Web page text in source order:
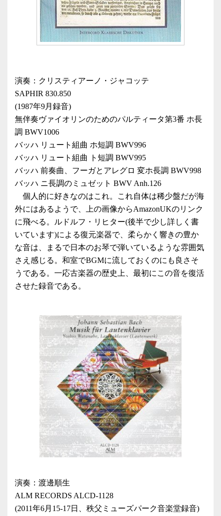
演奏：クリスティアーノ・ジャコッテ
SAPHIR 830.850
(1987年9月録音)
無伴奏ヴァイオリンのためのパルティータ第3番 ホ長
調 BWV1006
バッハ リュート組曲 ホ短調 BWV996
バッハ リュート組曲 ト短調 BWV995
バッハ 前奏曲、フーガとアレグロ 変ホ長調 BWV998
バッハ ニ長調のミュゼット BWV Anh.126
個人的に好きなのはこれ。これ自体は稀少盤だが海
外にはあるようで、上の画像からAmazonUKのリンク
に飛べる。ルドルフ・リヒター(後半で少し詳しく書
いています)による復元楽器で、柔らかく響きの豊か
な音は、まるで日本のお琴で弾いているような雰囲気
さえ感じる。和室でBGMに流しておくのにも良さそ
うである。一応古楽器の歴史上、最初にこの音を復活
させた録音である。
演奏：渡邊順生
ALM RECORDS ALCD-1128
(2011年6月15-17日、秩父ミューズパーク音楽堂録音)